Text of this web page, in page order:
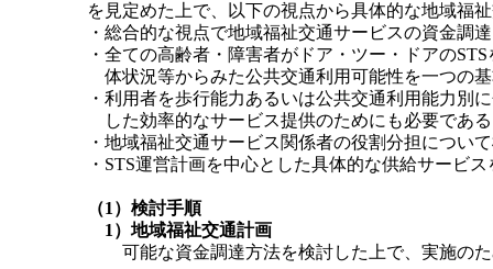
を見定めた上で、以下の視点から具体的な地域福
・総合的な視点で地域福祉交通サービスの資金調
・全ての高齢者・障害者がドア・ツー・ドアの
体状況等からみた公共交通利用可能性を一つの
・利用者を歩行能力あるいは公共交通利用能力別
した効率的なサービス提供のためにも必要であ
・地域福祉交通サービス関係者の役割分担につい
・STS運営計画を中心とした具体的な供給サービ
（1）検討手順
1）地域福祉交通計画
可能な資金調達方法を検討した上で、実施の